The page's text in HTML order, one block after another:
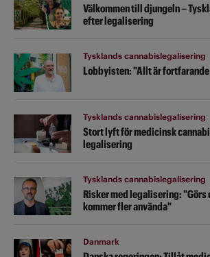
Välkommen till djungeln –
efter legalisering
Tysklands cannabislegalisering
Lobbyisten: "Allt är
Tysklands cannabislegalisering
Stort lyft för medicinsk
legalisering
Tysklands cannabislegalisering
Risker med legalisering: "Görs
kommer fler använda"
Danmark